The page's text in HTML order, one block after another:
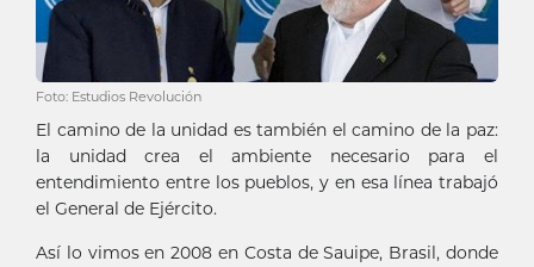
Foto: Estudios Revolución
El camino de la unidad es también el camino de la paz:
la unidad crea el ambiente necesario para el
entendimiento entre los pueblos, y en esa línea trabajó
el General de Ejército.
Así lo vimos en 2008 en Costa de Sauipe, Brasil, donde